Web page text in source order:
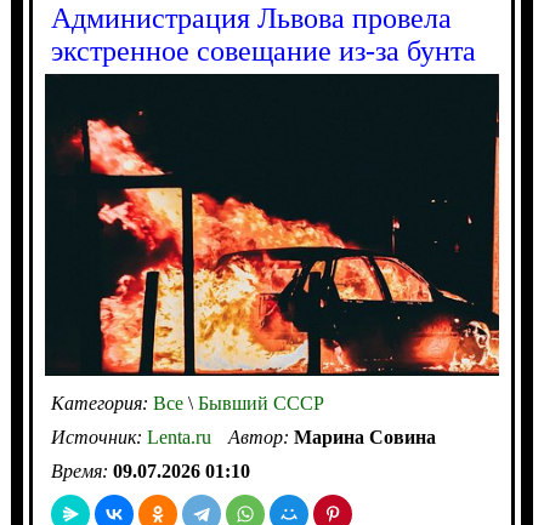
Администрация Львова провела
экстренное совещание из-за бунта
Категория: Все\Бывший СССР
Источник: Lenta.ru Автор: Марина Совина
Время: 09.07.2026 01:10